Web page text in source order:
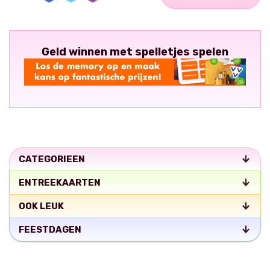
Geld winnen met spelletjes spelen
CATEGORIEEN
ENTREEKAARTEN
OOK LEUK
FEESTDAGEN